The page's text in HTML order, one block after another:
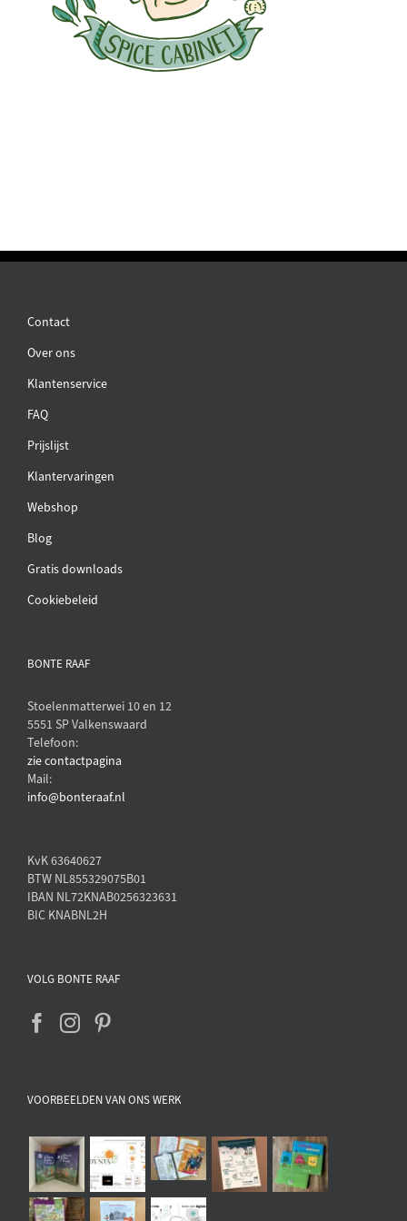
Contact
Over ons
Klantenservice
FAQ
Prijslijst
Klantervaringen
Webshop
Blog
Gratis downloads
Cookiebeleid
BONTE RAAF
Stoelenmatterwei 10 en 12
5551 SP Valkenswaard
Telefoon:
zie contactpagina
Mail:
info@bonteraaf.nl
KvK 63640627
BTW NL855329075B01
IBAN NL72KNAB0256323631
BIC KNABNL2H
VOLG BONTE RAAF
VOORBEELDEN VAN ONS WERK